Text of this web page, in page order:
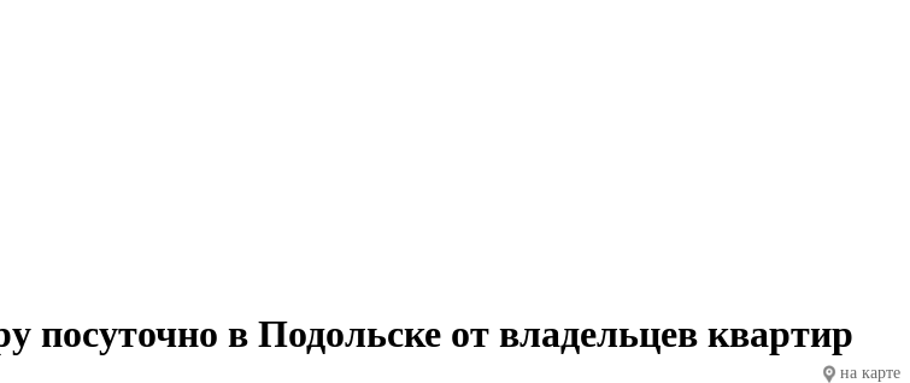
посуточно в Подольске от владельцев квартир
на карте